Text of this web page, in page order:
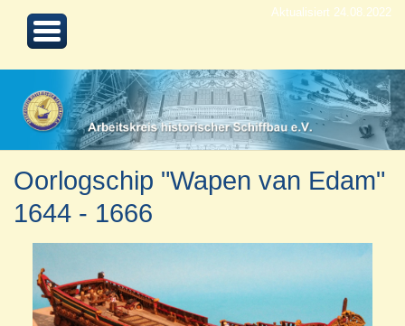
Aktualisiert 24.08.2022
Oorlogschip "Wapen van Edam"
1644 - 1666